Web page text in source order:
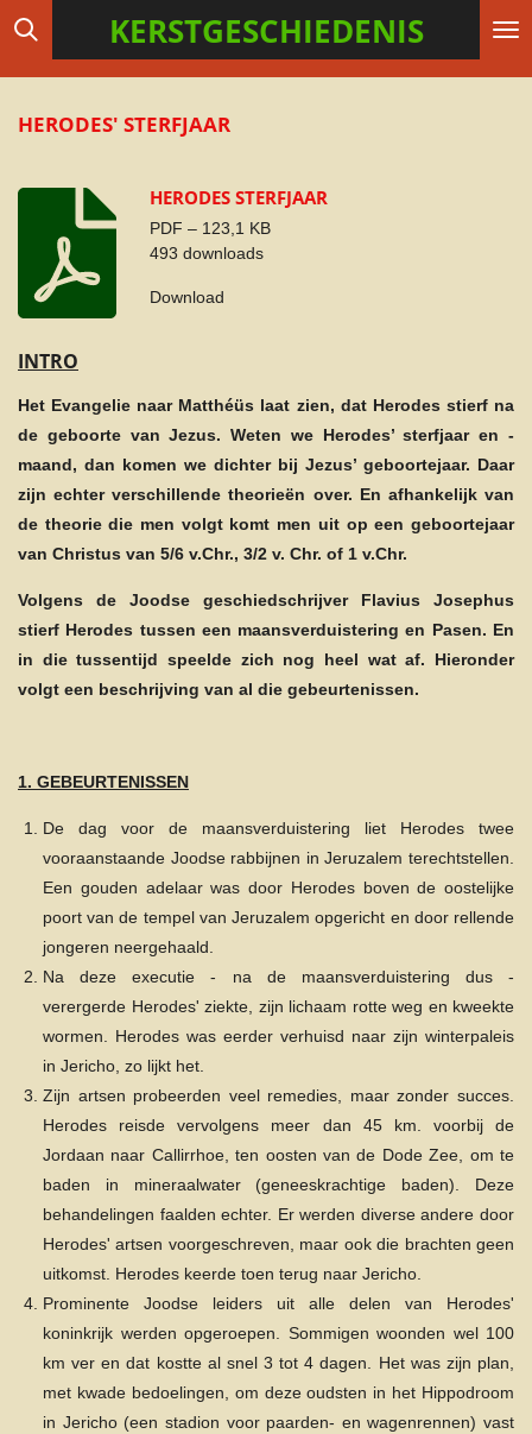
Ga
de
KERSTGESCHIEDENIS
HERODES' STERFJAAR
HERODES STERFJAAR
PDF – 123,1 KB
493 downloads
Download
INTRO
Het Evangelie naar Matthéüs laat zien, dat Herodes stierf na
de geboorte van Jezus. Weten we Herodes’ sterfjaar en -
maand, dan komen we dichter bij Jezus’ geboortejaar. Daar
zijn echter verschillende theorieën over. En afhankelijk van
de theorie die men volgt komt men uit op een geboortejaar
van Christus van 5/6 v.Chr., 3/2 v. Chr. of 1 v.Chr.
Volgens de Joodse geschiedschrijver Flavius Josephus
stierf Herodes tussen een maansverduistering en Pasen. En
in die tussentijd speelde zich nog heel wat af. Hieronder
volgt een beschrijving van al die gebeurtenissen.
1. GEBEURTENISSEN
De dag voor de maansverduistering liet Herodes twee
vooraanstaande Joodse rabbijnen in Jeruzalem terechtstellen.
Een gouden adelaar was door Herodes boven de oostelijke
poort van de tempel van Jeruzalem opgericht en door rellende
jongeren neergehaald.
Na deze executie - na de maansverduistering dus -
verergerde Herodes' ziekte, zijn lichaam rotte weg en kweekte
wormen. Herodes was eerder verhuisd naar zijn winterpaleis
in Jericho, zo lijkt het.
Zijn artsen probeerden veel remedies, maar zonder succes.
Herodes reisde vervolgens meer dan 45 km. voorbij de
Jordaan naar Callirrhoe, ten oosten van de Dode Zee, om te
baden in mineraalwater (geneeskrachtige baden). Deze
behandelingen faalden echter. Er werden diverse andere door
Herodes' artsen voorgeschreven, maar ook die brachten geen
uitkomst. Herodes keerde toen terug naar Jericho.
Prominente Joodse leiders uit alle delen van Herodes'
koninkrijk werden opgeroepen. Sommigen woonden wel 100
km ver en dat kostte al snel 3 tot 4 dagen. Het was zijn plan,
met kwade bedoelingen, om deze oudsten in het Hippodroom
in Jericho (een stadion voor paarden- en wagenrennen) vast